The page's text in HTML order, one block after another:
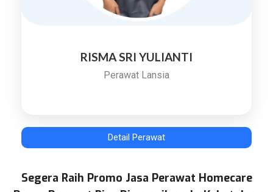
RISMA SRI YULIANTI
Perawat Lansia
Detail Perawat
Segera Raih Promo Jasa Perawat Homecare